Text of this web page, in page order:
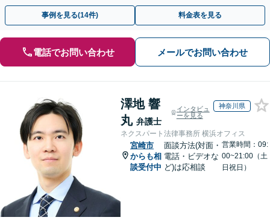
事務所です。
事例を見る(14件) 料金表を見る
電話でお問い合わせ メールでお問い合わせ
澤地 響
丸 弁護士
インタビュ
ーを見る
神奈川県
ネクスパート法律事務所 横浜オフィス
宮崎市
からも相
談受付中
面談方法(対面・
電話・ビデオな
ど)は応相談
営業時間：09:
00~21:00（土
日祝日）